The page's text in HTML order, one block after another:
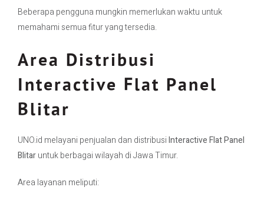
Beberapa pengguna mungkin memerlukan waktu untuk
memahami semua fitur yang tersedia.
Area Distribusi
Interactive Flat Panel
Blitar
UNO.id melayani penjualan dan distribusiInteractive Flat Panel
Blitaruntuk berbagai wilayah di Jawa Timur.
Area layanan meliputi: